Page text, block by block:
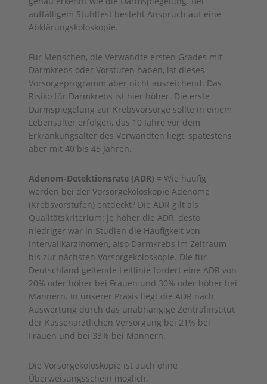
auffälligem Stuhltest besteht Anspruch auf eine
Abklärungskoloskopie.
Für Menschen, die Verwandte ersten Grades mit
Darmkrebs oder Vorstufen haben, ist dieses
Vorsorgeprogramm aber nicht ausreichend. Das
Risiko für Darmkrebs ist hier höher. Die erste
Darmspiegelung zur Krebsvorsorge sollte in einem
Lebensalter erfolgen, das 10 Jahre vor dem
Erkrankungsalter des Verwandten liegt, spätestens
aber mit 40 bis 45 Jahren.
Adenom-Detektionsrate (ADR) = Wie häufig
werden bei der Vorsorgekoloskopie Adenome
(Krebsvorstufen) entdeckt? Die ADR gilt als
Qualitätskriterium: je höher die ADR, desto
niedriger war in Studien die Häufigkeit von
Intervallkarzinomen, also Darmkrebs im Zeitraum
bis zur nächsten Vorsorgekoloskopie. Die für
Deutschland geltende Leitlinie fordert eine ADR von
20% oder höher bei Frauen und 30% oder höher bei
Männern. In unserer Praxis liegt die ADR nach
Auswertung durch das unabhängige Zentralinstitut
der Kassenärztlichen Versorgung bei 21% bei
Frauen und bei 33% bei Männern.
Die Vorsorgekoloskopie ist auch ohne
Überweisungsschein möglich.